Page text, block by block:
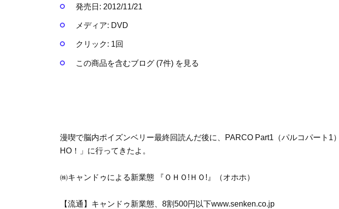
発売日: 2012/11/21
メディア: DVD
クリック: 1回
この商品を含むブログ (7件) を見る
漫喫で脳内ポイズンベリー最終回読んだ後に、PARCO Part1（パルコパート1
HO！」に行ってきたよ。
㈱キャンドゥによる新業態 『ＯＨＯ!ＨＯ!』（オホホ）
【流通】キャンドゥ新業態、8割500円以下www.senken.co.jp